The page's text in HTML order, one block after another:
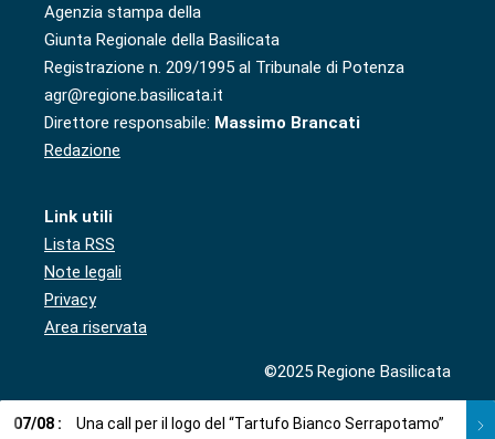
Agenzia stampa della
Giunta Regionale della Basilicata
Registrazione n. 209/1995 al Tribunale di Potenza
agr@regione.basilicata.it
Direttore responsabile: Massimo Brancati
Redazione
Link utili
Lista RSS
Note legali
Privacy
Area riservata
©2025 Regione Basilicata
07/08 : Una call per il logo del “Tartufo Bianco Serrapotamo” 07